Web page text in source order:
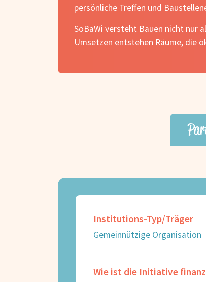
persönliche Treffen und
SoBaWi versteht Bauen nicht nur
Umsetzen entstehen Räume, die
Institutions-Typ/Träger
Gemeinnützige Organisation
Wie ist die Initiative